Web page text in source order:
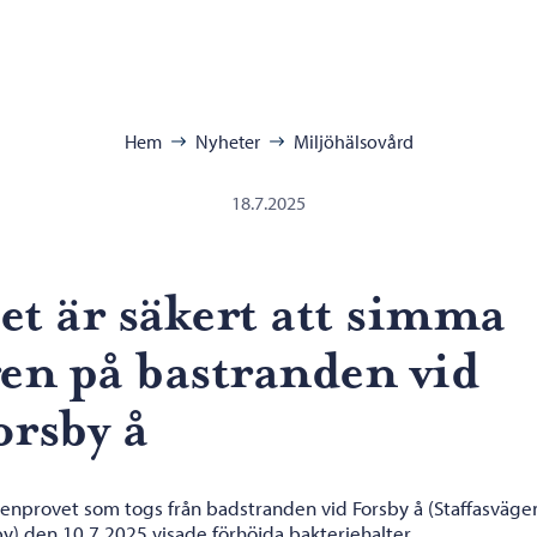
Hem Nyheter Miljöhälsovård
18.7.2025
är säkert att simma
på bastranden vid
å
som togs från badstranden vid Forsby å